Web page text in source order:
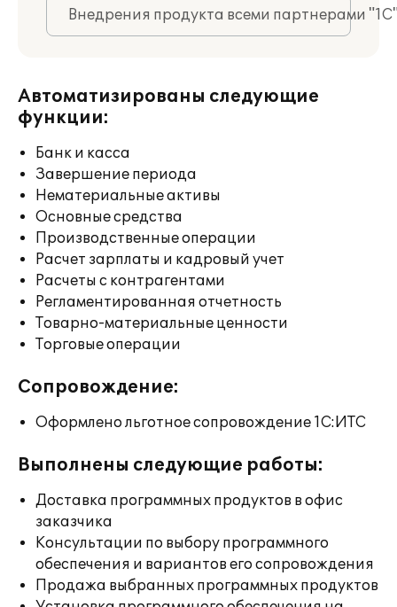
Внедрения продукта всеми партнерами
Автоматизированы следующие
функции:
Банк и касса
Завершение периода
Нематериальные активы
Основные средства
Производственные операции
Расчет зарплаты и кадровый учет
Расчеты с контрагентами
Регламентированная отчетность
Товарно-материальные ценности
Торговые операции
Сопровождение:
Оформлено льготное сопровождение 1С:ИТС
Выполнены следующие работы:
Доставка программных продуктов в офис
заказчика
Консультации по выбору программного
обеспечения и вариантов его сопровождения
Продажа выбранных программных продуктов